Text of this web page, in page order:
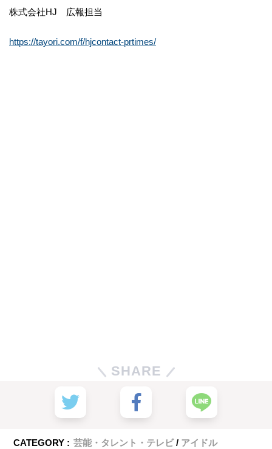
株式会社HJ 広報担当
https://tayori.com/f/hjcontact-prtimes/
SHARE
CATEGORY : 芸能・タレント・テレビ アイドル